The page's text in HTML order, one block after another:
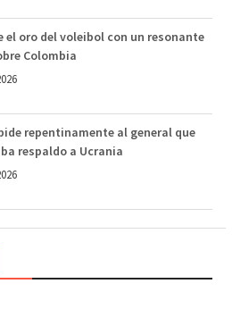
el oro del voleibol con un resonante
Colombia
repentinamente al general que
respaldo a Ucrania